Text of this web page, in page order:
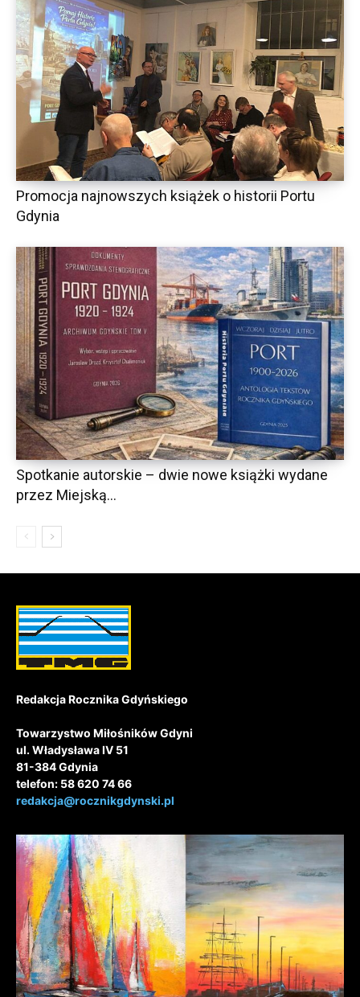
Promocja najnowszych książek o historii Portu
Gdynia
Spotkanie autorskie – dwie nowe książki wydane
przez Miejską...
Redakcja Rocznika Gdyńskiego
Towarzystwo Miłośników Gdyni
ul. Władysława IV 51
81-384 Gdynia
telefon: 58 620 74 66
redakcja@rocznikgdynski.pl